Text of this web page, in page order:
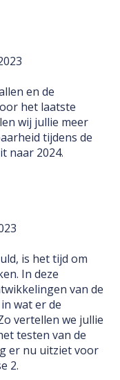
en de
het laatste
wij jullie meer
tijdens de
naar 2024.
is het tijd om
In deze
van de
wat er de
vertellen we jullie
testen van de
er nu uitziet voor
2.